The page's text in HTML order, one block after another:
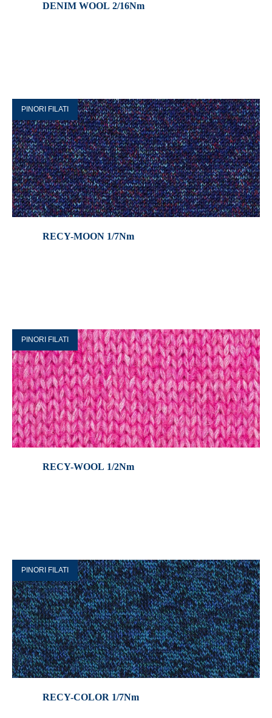
DENIM WOOL 2/16Nm
PINORI FILATI
RECY-MOON 1/7Nm
PINORI FILATI
RECY-WOOL 1/2Nm
PINORI FILATI
RECY-COLOR 1/7Nm